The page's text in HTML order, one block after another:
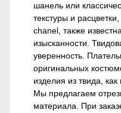
шанель или
текстуры и
chanel, также
изысканности.
уверенность.
оригинальных
изделия из твида,
Мы предлагаем
материала. При